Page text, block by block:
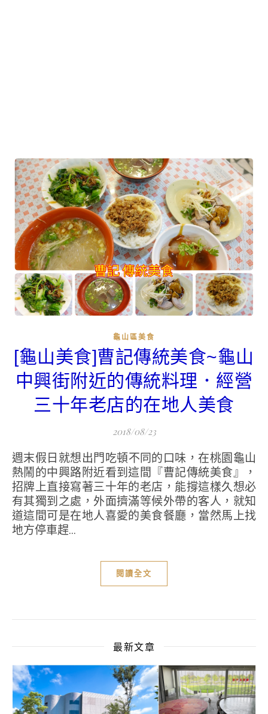
龜山區美食
[龜山美食]曹記傳統美食~龜山
中興街附近的傳統料理．經營
三十年老店的在地人美食
2018/08/23
週末假日就想出門吃頓不同的口味，在桃園龜山
熱鬧的中興路附近看到這間『曹記傳統美食』，
招牌上直接寫著三十年的老店，能撐這樣久想必
有其獨到之處，外面擠滿等候外帶的客人，就知
道這間可是在地人喜愛的美食餐廳，當然馬上找
地方停車趕...
閱讀全文
最新文章